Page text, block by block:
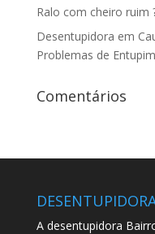
Ralo com cheiro ruim
Desentupidora em
Problemas de
Comentários
A desentupidora